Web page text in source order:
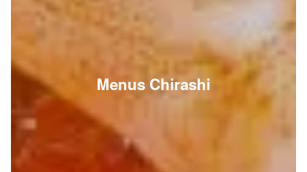
Menus Chirashi